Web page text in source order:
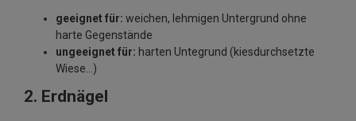
geeignet für: weichen, lehmigen Untergrund ohne
harte Gegenstände
ungeeignet für: harten Untegrund (kiesdurchsetzte
Wiese...)
2. Erdnägel